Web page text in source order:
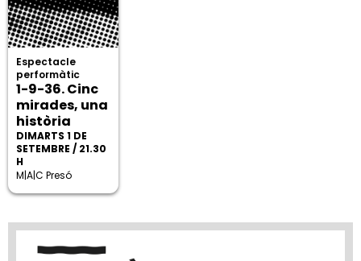
Espectacle
performàtic
1-9-36. Cinc
mirades, una
història
DIMARTS 1 DE
SETEMBRE / 21.30
H
M|A|C Presó